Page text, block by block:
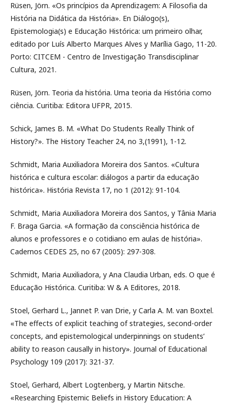
Rüsen, Jörn. «Os princípios da Aprendizagem: A Filosofia da
História na Didática da História». En Diálogo(s),
Epistemologia(s) e Educação Histórica: um primeiro olhar,
editado por Luís Alberto Marques Alves y Marília Gago, 11-20.
Porto: CITCEM - Centro de Investigação Transdisciplinar
Cultura, 2021.
Rüsen, Jörn. Teoria da história. Uma teoria da História como
ciência. Curitiba: Editora UFPR, 2015.
Schick, James B. M. «What Do Students Really Think of
History?». The History Teacher 24, no 3,(1991), 1-12.
Schmidt, Maria Auxiliadora Moreira dos Santos. «Cultura
histórica e cultura escolar: diálogos a partir da educação
histórica». História Revista 17, no 1 (2012): 91-104.
Schmidt, Maria Auxiliadora Moreira dos Santos, y Tânia Maria
F. Braga Garcia. «A formação da consciência histórica de
alunos e professores e o cotidiano em aulas de história».
Cadernos CEDES 25, no 67 (2005): 297-308.
Schmidt, Maria Auxiliadora, y Ana Claudia Urban, eds. O que é
Educação Histórica. Curitiba: W & A Editores, 2018.
Stoel, Gerhard L., Jannet P. van Drie, y Carla A. M. van Boxtel.
«The effects of explicit teaching of strategies, second-order
concepts, and epistemological underpinnings on students’
ability to reason causally in history». Journal of Educational
Psychology 109 (2017): 321-37.
Stoel, Gerhard, Albert Logtenberg, y Martin Nitsche.
«Researching Epistemic Beliefs in History Education: A